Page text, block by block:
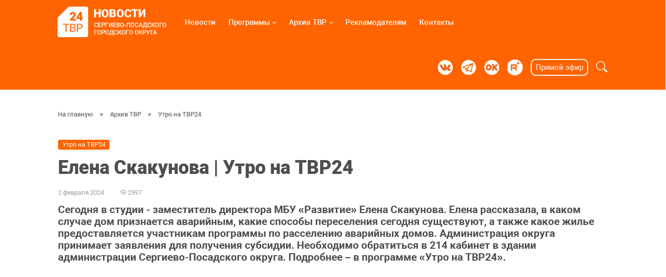
Новости Программы Архив ТВР Рекламодателям Контакты
Прямой эфир
На главную Архив ТВР Утро на ТВР24
Утро на ТВР24
Елена Скакунова | Утро на ТВР24
2 февраля 2024 2997
Сегодня в студии - заместитель директора МБУ «Развитие» Елена Скакунова. Елена рассказала, в каком
случае дом признается аварийным, какие способы переселения сегодня существуют, а также какое жилье
предоставляется участникам программы по расселению аварийных домов. Администрация округа
принимает заявления для получения субсидии. Необходимо обратиться в 214 кабинет в здании
администрации Сергиево-Посадского округа. Подробнее – в программе «Утро на ТВР24».